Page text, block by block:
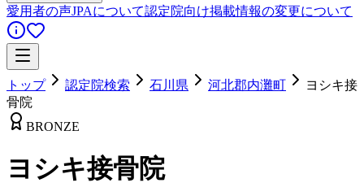
愛用者の声JPAについて認定院向け掲載情報の変更について
トップ 認定院検索 石川県 河北郡内灘町
ヨシキ接
骨院
BRONZE
ヨシキ接骨院